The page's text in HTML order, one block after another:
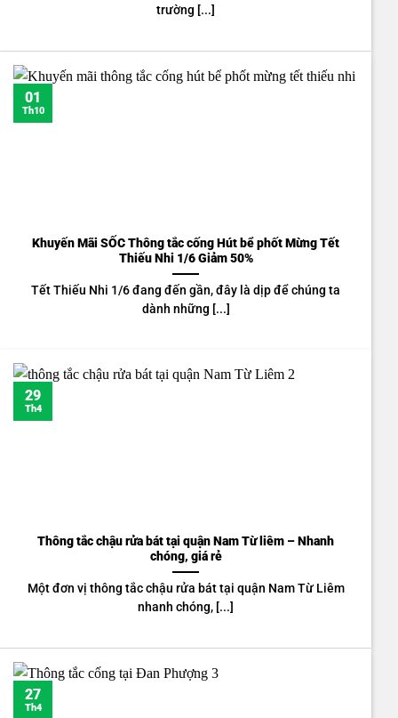
trường [...]
Khuyến Mãi SỐC Thông tắc cống Hút bể phốt Mừng Tết
Thiếu Nhi 1/6 Giảm 50%
Tết Thiếu Nhi 1/6 đang đến gần, đây là dịp để chúng ta
dành những [...]
01
Th10
Thông tắc chậu rửa bát tại quận Nam Từ liêm – Nhanh
chóng, giá rẻ
Một đơn vị thông tắc chậu rửa bát tại quận Nam Từ Liêm
nhanh chóng, [...]
29
Th4
27
Th4